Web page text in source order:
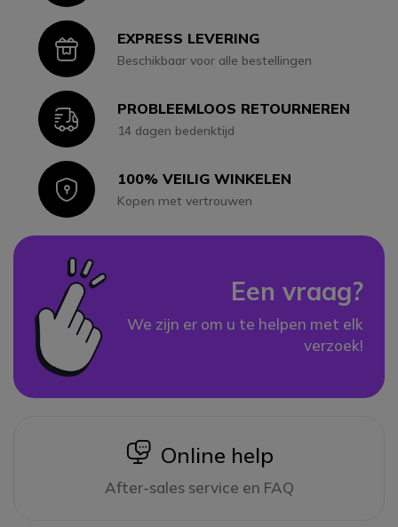
IconEXPRESS LEVERING
Beschikbaar voor alle bestellingen
IconPROBLEEMLOOS RETOURNEREN
14 dagen bedenktijd
Icon100% VEILIG WINKELEN
Kopen met vertrouwen
Een vraag?
We zijn er om u te helpen met elk
verzoek!
icon
Online help
After-sales service en FAQ